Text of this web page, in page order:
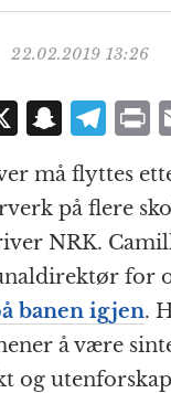
22.02.2019 13:26
X S
n
a
p
c
h
at
T
e
g
r
a
m
t
må flyttes
på flere
NRK.
for
banen igjen.
å være
og